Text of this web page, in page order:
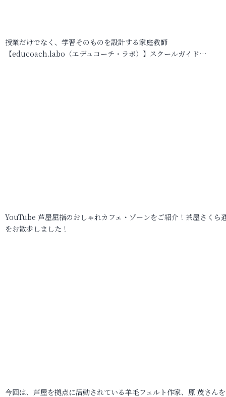
授業だけでなく、学習そのものを設計する家庭教師
【educoach.labo（エデュコーチ・ラボ）】スクールガイド…
YouTube 芦屋屈指のおしゃれカフェ・ゾーンをご紹介！茶屋さくら
をお散歩しました！
今回は、芦屋を拠点に活動されている羊毛フェルト作家、原 茂さん